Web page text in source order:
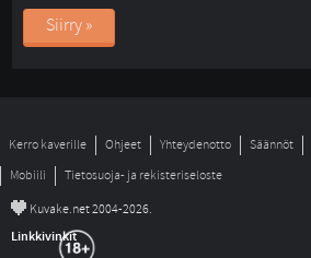
Siirry »
Kerro kaverille Ohjeet Yhteydenotto Säännöt
Mobiili
Tietosuoja- ja rekisteriseloste
© Kuvake.net 2004-2026.
Linkkivinkit